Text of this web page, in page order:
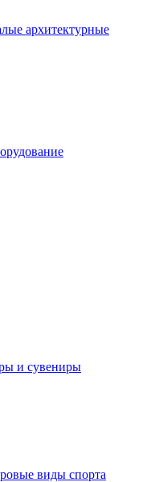
архитектурные
и сувениры
виды спорта